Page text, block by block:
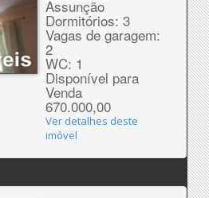
Assunção
Dormitórios: 3
Vagas de garagem:
2
WC: 1
Disponível para
Venda
670.000,00
Ver detalhes deste
imóvel